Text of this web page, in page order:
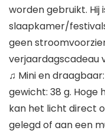
worden gebruikt.
slaapkamer/
geen
verjaardagscadeau
♫ Mini en
gewicht: 38 g.
kan het licht direct
gelegd of aan een